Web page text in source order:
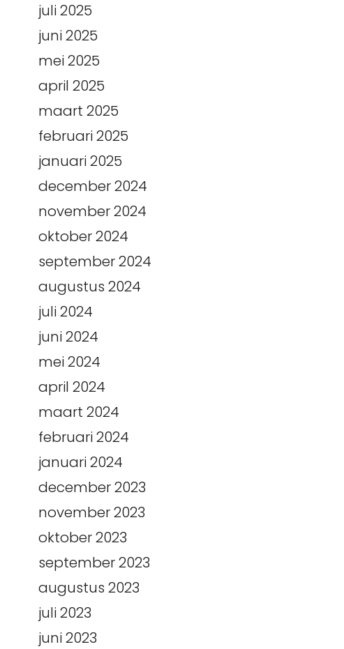
juli 2025
juni 2025
mei 2025
april 2025
maart 2025
februari 2025
januari 2025
december 2024
november 2024
oktober 2024
september 2024
augustus 2024
juli 2024
juni 2024
mei 2024
april 2024
maart 2024
februari 2024
januari 2024
december 2023
november 2023
oktober 2023
september 2023
augustus 2023
juli 2023
juni 2023